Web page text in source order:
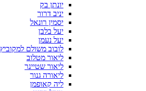
יונתן בק
יניב דרור
יסמין רונאל
יעל בלבן
יעל נעמן
לובוב משולם למקוביץ
ליאור מטלוב
ליאור שטיינר
ליאורה גנור
ליה קאופמן